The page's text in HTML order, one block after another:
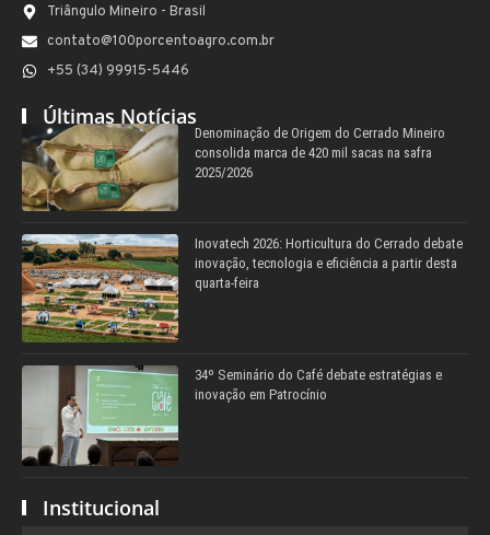
Triângulo Mineiro - Brasil
contato@100porcentoagro.com.br
+55 (34) 99915-5446
Últimas Notícias
Denominação de Origem do Cerrado Mineiro
consolida marca de 420 mil sacas na safra
2025/2026
Inovatech 2026: Horticultura do Cerrado debate
inovação, tecnologia e eficiência a partir desta
quarta-feira
34º Seminário do Café debate estratégias e
inovação em Patrocínio
Institucional